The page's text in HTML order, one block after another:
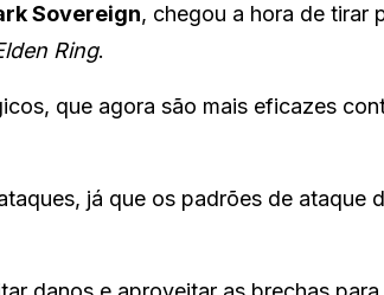
Sovereign, chegou a hora de tirar
Ring.
que agora são mais eficazes
já que os padrões de ataque